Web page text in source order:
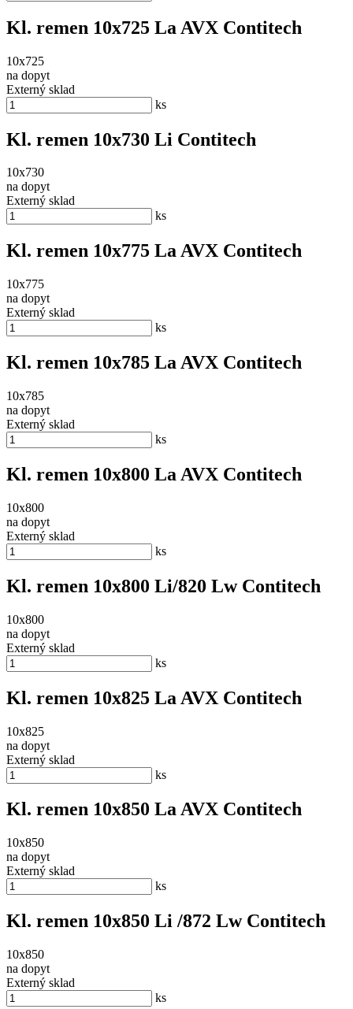
Kl. remen 10x725 La AVX Contitech
10x725
na dopyt
Externý sklad
ks
Kl. remen 10x730 Li Contitech
10x730
na dopyt
Externý sklad
ks
Kl. remen 10x775 La AVX Contitech
10x775
na dopyt
Externý sklad
ks
Kl. remen 10x785 La AVX Contitech
10x785
na dopyt
Externý sklad
ks
Kl. remen 10x800 La AVX Contitech
10x800
na dopyt
Externý sklad
ks
Kl. remen 10x800 Li/820 Lw Contitech
10x800
na dopyt
Externý sklad
ks
Kl. remen 10x825 La AVX Contitech
10x825
na dopyt
Externý sklad
ks
Kl. remen 10x850 La AVX Contitech
10x850
na dopyt
Externý sklad
ks
Kl. remen 10x850 Li /872 Lw Contitech
10x850
na dopyt
Externý sklad
ks